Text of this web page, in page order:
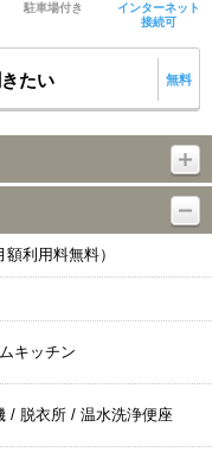
駐車場付き
インターネット
接続可
たい 無料
利用料無料）
キッチン
/ 脱衣所 / 温水洗浄便座